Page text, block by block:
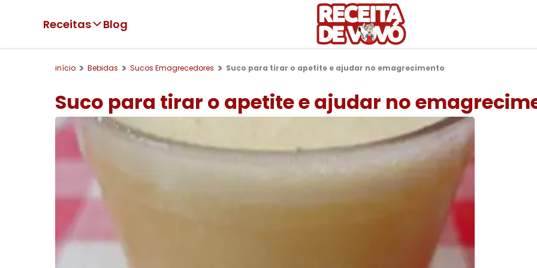
Receitas Blog
início Bebidas Sucos Emagrecedores Suco para tirar o apetite e ajudar no emagrecimento
Suco para tirar o apetite e ajudar no